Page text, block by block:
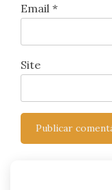
Email *
Site